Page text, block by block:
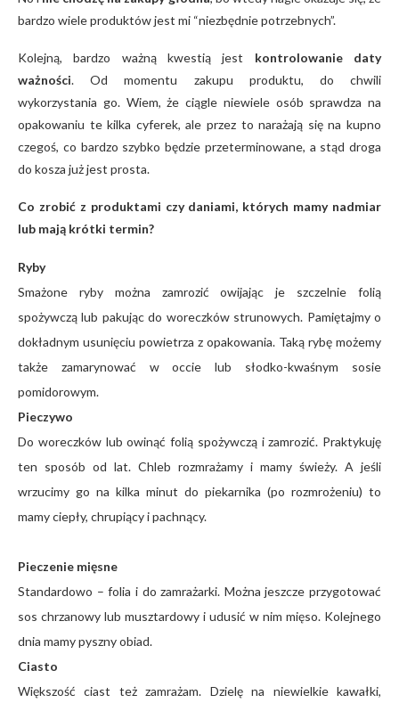
bardzo wiele produktów jest mi “niezbędnie potrzebnych”.
Kolejną, bardzo ważną kwestią jest kontrolowanie daty
ważności. Od momentu zakupu produktu, do chwili
wykorzystania go. Wiem, że ciągle niewiele osób sprawdza na
opakowaniu te kilka cyferek, ale przez to narażają się na kupno
czegoś, co bardzo szybko będzie przeterminowane, a stąd droga
do kosza już jest prosta.
Co zrobić z produktami czy daniami, których mamy nadmiar
lub mają krótki termin?
Ryby
Smażone ryby można zamrozić owijając je szczelnie folią
spożywczą lub pakując do woreczków strunowych. Pamiętajmy o
dokładnym usunięciu powietrza z opakowania. Taką rybę możemy
także zamarynować w occie lub słodko-kwaśnym sosie
pomidorowym.
Pieczywo
Do woreczków lub owinąć folią spożywczą i zamrozić. Praktykuję
ten sposób od lat. Chleb rozmrażamy i mamy świeży. A jeśli
wrzucimy go na kilka minut do piekarnika (po rozmrożeniu) to
mamy ciepły, chrupiący i pachnący.
Pieczenie mięsne
Standardowo – folia i do zamrażarki. Można jeszcze przygotować
sos chrzanowy lub musztardowy i udusić w nim mięso. Kolejnego
dnia mamy pyszny obiad.
Ciasto
Większość ciast też zamrażam. Dzielę na niewielkie kawałki,